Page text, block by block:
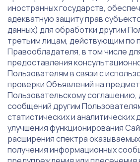
иностранных государств,
адекватную защиту прав
данных) для обработки другим
третьим лицам, действующим по
Правообладателя, в том числе
предоставления
Пользователям в связи с
проверки Объявлений на
Пользовательскому соглашению,
сообщений другим
статистических и аналитических
улучшения функционирования
расширения спектра
получения информационных